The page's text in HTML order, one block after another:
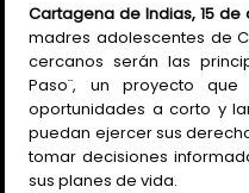
Cartagena de Indias, 15 de
madres adolescentes de
cercanos serán las
Paso¨, un proyecto
oportunidades a corto y
puedan ejercer sus
tomar decisiones
sus planes de vida.